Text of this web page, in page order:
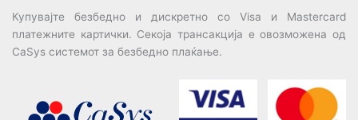
Купувајте безбедно и дискретно со Visa и Mastercard
платежните картички. Секоја трансакција е овозможена од
CaSys системот за безбедно плаќање.